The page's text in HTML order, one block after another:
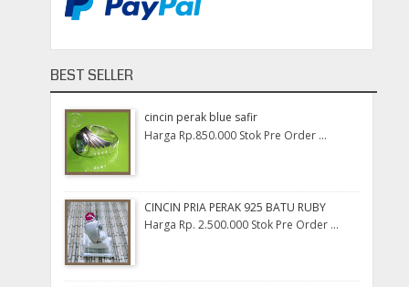
BEST SELLER
cincin perak blue safir
Harga Rp.850.000 Stok Pre Order ...
CINCIN PRIA PERAK 925 BATU RUBY
Harga Rp. 2.500.000 Stok Pre Order ...